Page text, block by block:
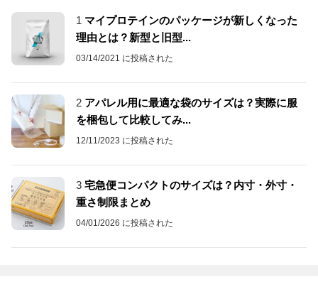
1 マイプロテインのパッケージが新しくなった
理由とは？新型と旧型...
03/14/2021 に投稿された
2 アパレル用に最適な袋のサイズは？実際に服
を梱包して比較してみ...
12/11/2023 に投稿された
3 宅急便コンパクトのサイズは？内寸・外寸・
重さ制限まとめ
04/01/2026 に投稿された